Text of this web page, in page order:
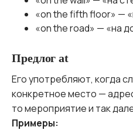
«on the fifth floor» —
«on the road» — «на
Предлог at
Его употребляют, когда
конкретное место —
то мероприятие и так
Примеры: